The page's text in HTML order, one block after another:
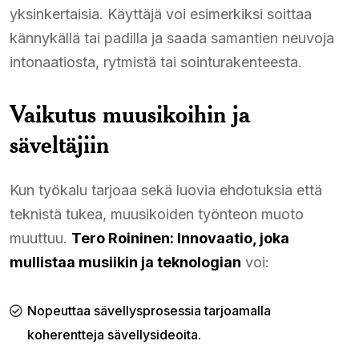
yksinkertaisia. Käyttäjä voi esimerkiksi soittaa
kännykällä tai padilla ja saada samantien neuvoja
intonaatiosta, rytmistä tai sointurakenteesta.
Vaikutus muusikoihin ja
säveltäjiin
Kun työkalu tarjoaa sekä luovia ehdotuksia että
teknistä tukea, muusikoiden työnteon muoto
muuttuu. Tero Roininen: Innovaatio, joka
mullistaa musiikin ja teknologian voi:
Nopeuttaa sävellysprosessia tarjoamalla
koherentteja sävellysideoita.